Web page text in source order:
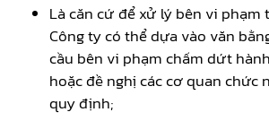
Là căn cứ để xử lý bên vi phạm
Công ty có thể dựa vào văn
cầu bên vi phạm chấm dứt
hoặc đề nghị các cơ quan chức
quy định;